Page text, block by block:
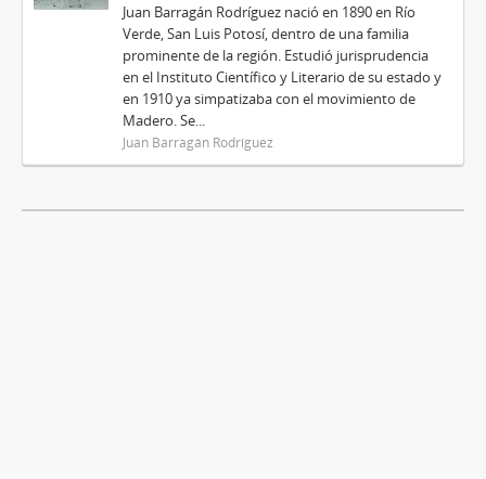
Juan Barragán Rodríguez nació en 1890 en Río
Verde, San Luis Potosí, dentro de una familia
prominente de la región. Estudió jurisprudencia
en el Instituto Científico y Literario de su estado y
en 1910 ya simpatizaba con el movimiento de
Madero. Se...
Juan Barragán Rodríguez